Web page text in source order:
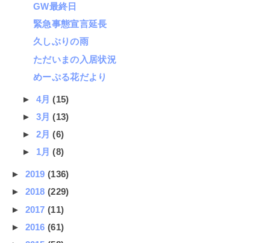
GW最終日
緊急事態宣言延長
久しぶりの雨
ただいまの入居状況
めーぷる花だより
► 4月(15)
► 3月(13)
► 2月(6)
► 1月(8)
► 2019(136)
► 2018(229)
► 2017(11)
► 2016(61)